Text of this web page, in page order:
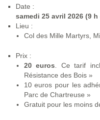
Date :
samedi 25 avril 2026 (9 h
Lieu :
Col des Mille Martyrs,
Prix :
20 euros. Ce tarif
Résistance des Bois »
10 euros pour les
Parc de Chartreuse »
Gratuit pour les moins